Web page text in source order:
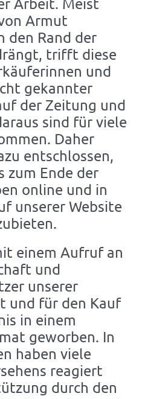
Armut
den Rand der
trifft diese
und
gekannter
der Zeitung und
sind für viele
Daher
entschlossen,
zum Ende der
online und in
unserer Website
einem Aufruf an
und
unserer
und für den Kauf
in einem
geworben. In
haben viele
reagiert
durch den